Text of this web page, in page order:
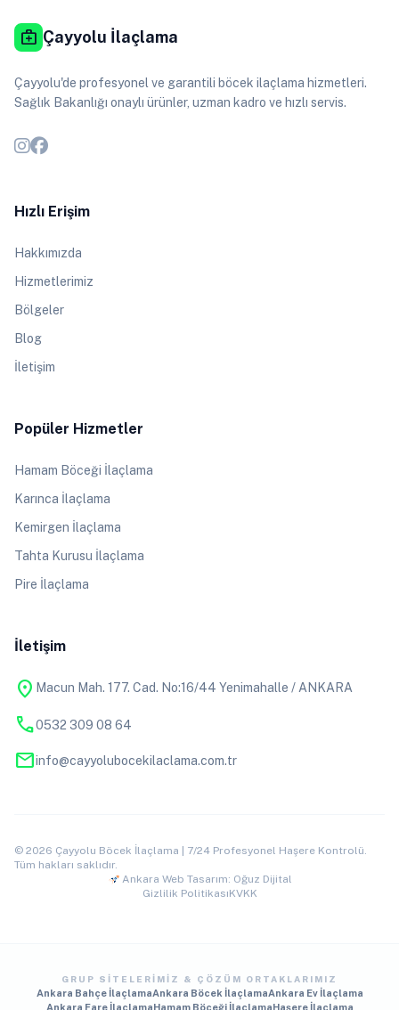
medical_services Çayyolu İlaçlama
Çayyolu'de profesyonel ve garantili böcek ilaçlama hizmetleri.
Sağlık Bakanlığı onaylı ürünler, uzman kadro ve hızlı servis.
Hızlı Erişim
Hakkımızda
Hizmetlerimiz
Bölgeler
Blog
İletişim
Popüler Hizmetler
Hamam Böceği İlaçlama
Karınca İlaçlama
Kemirgen İlaçlama
Tahta Kurusu İlaçlama
Pire İlaçlama
İletişim
location_on Macun Mah. 177. Cad. No:16/44 Yenimahalle / ANKARA
phone0532 309 08 64
mailinfo@cayyolubocekilaclama.com.tr
© 2026 Çayyolu Böcek İlaçlama | 7/24 Profesyonel Haşere Kontrolü.
Tüm hakları saklıdır.
Ankara Web Tasarım: Oğuz Dijital
Gizlilik PolitikasıKVKK
GRUP SITELERIMIZ & ÇÖZÜM ORTAKLARIMIZ
Ankara Bahçe İlaçlamaAnkara Böcek İlaçlamaAnkara Ev İlaçlama
Ankara Fare İlaçlamaHamam Böceği İlaçlamaHaşere İlaçlama